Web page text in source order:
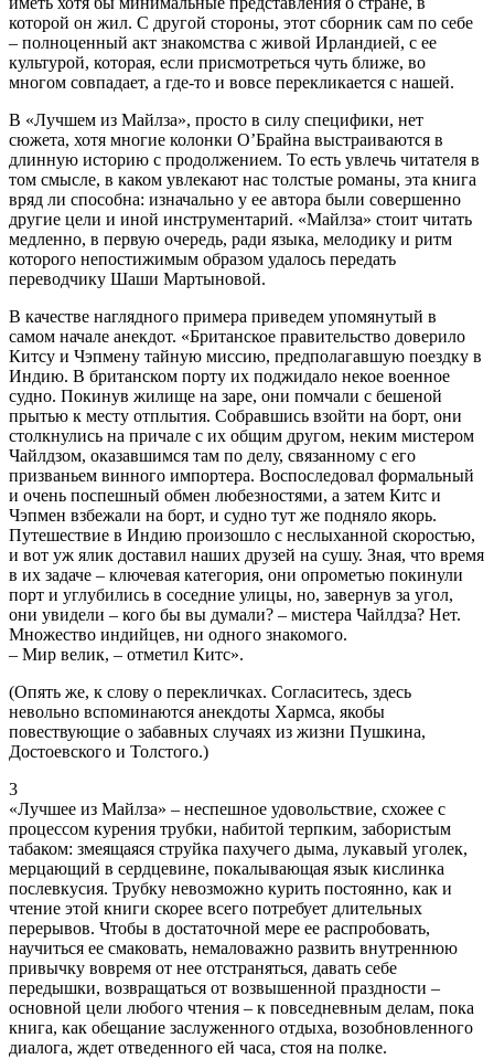
которой он жил. С другой стороны, этот сборник сам по себе
– полноценный акт знакомства с живой Ирландией, с ее
культурой, которая, если присмотреться чуть ближе, во
многом совпадает, а где-то и вовсе перекликается с нашей.
В «Лучшем из Майлза», просто в силу специфики, нет
сюжета, хотя многие колонки О’Брайна выстраиваются в
длинную историю с продолжением. То есть увлечь читателя в
том смысле, в каком увлекают нас толстые романы, эта книга
вряд ли способна: изначально у ее автора были совершенно
другие цели и иной инструментарий. «Майлза» стоит читать
медленно, в первую очередь, ради языка, мелодику и ритм
которого непостижимым образом удалось передать
переводчику Шаши Мартыновой.
В качестве наглядного примера приведем упомянутый в
самом начале анекдот. «Британское правительство доверило
Китсу и Чэпмену тайную миссию, предполагавшую поездку в
Индию. В британском порту их поджидало некое военное
судно. Покинув жилище на заре, они помчали с бешеной
прытью к месту отплытия. Собравшись взойти на борт, они
столкнулись на причале с их общим другом, неким мистером
Чайлдзом, оказавшимся там по делу, связанному с его
призваньем винного импортера. Воспоследовал формальный
и очень поспешный обмен любезностями, а затем Китс и
Чэпмен взбежали на борт, и судно тут же подняло якорь.
Путешествие в Индию произошло с неслыханной скоростью,
и вот уж ялик доставил наших друзей на сушу. Зная, что время
в их задаче – ключевая категория, они опрометью покинули
порт и углубились в соседние улицы, но, завернув за угол,
они увидели – кого бы вы думали? – мистера Чайлдза? Нет.
Множество индийцев, ни одного знакомого.
– Мир велик, – отметил Китс».
(Опять же, к слову о перекличках. Согласитесь, здесь
невольно вспоминаются анекдоты Хармса, якобы
повествующие о забавных случаях из жизни Пушкина,
Достоевского и Толстого.)
3
«Лучшее из Майлза» – неспешное удовольствие, схожее с
процессом курения трубки, набитой терпким, забористым
табаком: змеящаяся струйка пахучего дыма, лукавый уголек,
мерцающий в сердцевине, покалывающая язык кислинка
послевкусия. Трубку невозможно курить постоянно, как и
чтение этой книги скорее всего потребует длительных
перерывов. Чтобы в достаточной мере ее распробовать,
научиться ее смаковать, немаловажно развить внутреннюю
привычку вовремя от нее отстраняться, давать себе
передышки, возвращаться от возвышенной праздности –
основной цели любого чтения – к повседневным делам, пока
книга, как обещание заслуженного отдыха, возобновленного
диалога, ждет отведенного ей часа, стоя на полке.